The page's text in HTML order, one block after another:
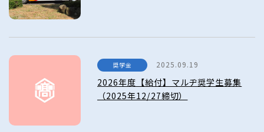
奨学金 2025.09.19
2026年度【給付】マルヂ奨学生募集
（2025年12/27締切）